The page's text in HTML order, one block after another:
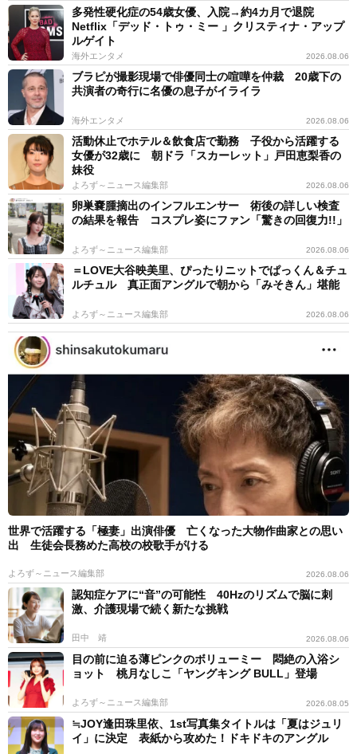
多発性硬化症の54歳女優、入院→約4カ月で退院
Netflix「デッド・トゥ・ミー 」クリスティナ・アップ
ルゲイト
海外エンタメ 2026.08.06
ブラピが撮影現場で俳優同士の喧嘩を仲裁 20歳下の
共演者の奇行に名優の息子がイライラ
海外エンタメ 2026.08.06
活動休止でホテル＆飲食店で勤務 子役から活躍する
女優が32歳に 朝ドラ「スカーレット」戸田恵梨香の
妹役
よろず～ニュース編集部 2026.08.06
卵巣嚢腫摘出のインフルエンサー 術後の詳しい検査
の結果を報告 コスプレ姿にファン「驚きの回復力!!」
よろず～ニュース編集部 2026.08.06
＝LOVE大谷映美里、ぴったりニットでぱっくん＆チュ
ルチュル 真正面アングルで朝から「みそきん」堪能
よろず～ニュース編集部 2026.08.06
世界で活躍する「極妻」出演俳優 亡くなった大物作曲家との思い
出 生徒会長務めた高校の校歌手がける
よろず～ニュース編集部 2026.08.06
認知症ケアに“音”の可能性 40Hzのリズムで脳に刺
激、介護現場で続く新たな挑戦
田中 靖 2026.08.06
目の前に迫る薄ピンクのボリューミー 悶絶の入浴シ
ョット 桃月なしこ「ヤングキング BULL」登場
よろず～ニュース編集部 2026.08.05
≒JOY逢田珠里依、1st写真集タイトルは「夏はジュリ
イ」に決定 表紙から攻めた！ドキドキのアングル